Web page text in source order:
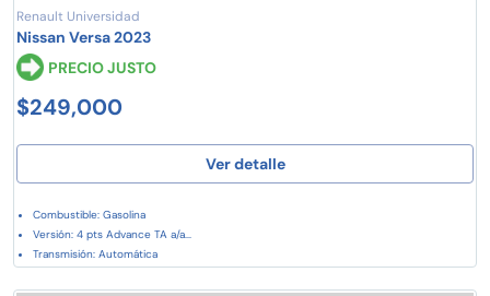
Renault Universidad
Nissan Versa 2023
PRECIO JUSTO
$249,000
Ver detalle
Combustible: Gasolina
Versión: 4 pts Advance TA a/a...
Transmisión: Automática